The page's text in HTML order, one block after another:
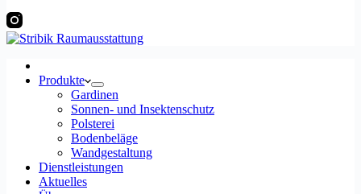
Produkte
Gardinen
Sonnen- und Insektenschutz
Polsterei
Bodenbeläge
Wandgestaltung
Dienstleistungen
Aktuelles